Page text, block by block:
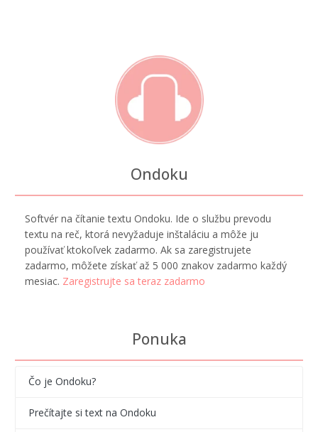
Ondoku
Softvér na čítanie textu Ondoku. Ide o službu prevodu
textu na reč, ktorá nevyžaduje inštaláciu a môže ju
používať ktokoľvek zadarmo. Ak sa zaregistrujete
zadarmo, môžete získať až 5 000 znakov zadarmo každý
mesiac. Zaregistrujte sa teraz zadarmo
Ponuka
Čo je Ondoku?
Prečítajte si text na Ondoku